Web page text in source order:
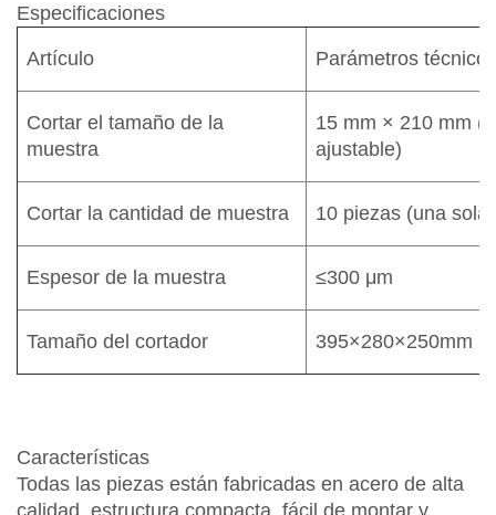
Especificaciones
Artículo Parámetros técnicos
Cortar el tamaño de la
muestra
15 mm × 210 mm
ajustable)
Cortar la cantidad de muestra 10 piezas (una sola
Espesor de la muestra ≤300 μm
Tamaño del cortador 395×280×250mm
Características
Todas las piezas están fabricadas en acero de alta
calidad, estructura compacta, fácil de montar y